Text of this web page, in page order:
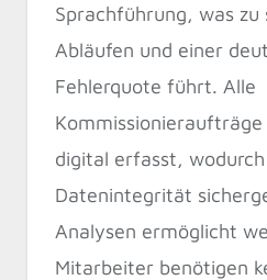
Sprachführung, was zu
Abläufen und einer
Fehlerquote führt. Alle
digital erfasst,
Datenintegrität
Analysen ermöglicht
Mitarbeiter benötigen